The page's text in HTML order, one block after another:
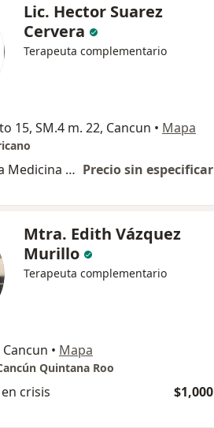
Lic. Hector Suarez
Cervera
Terapeuta complementario
15, SM.4 m. 22, Cancun • Mapa
Primera visita Medicina Complementaria y Alternativa Precio sin especificar
Mtra. Edith Vázquez
Murillo
Terapeuta complementario
• Mapa
Quintana Roo
crisis $1,000